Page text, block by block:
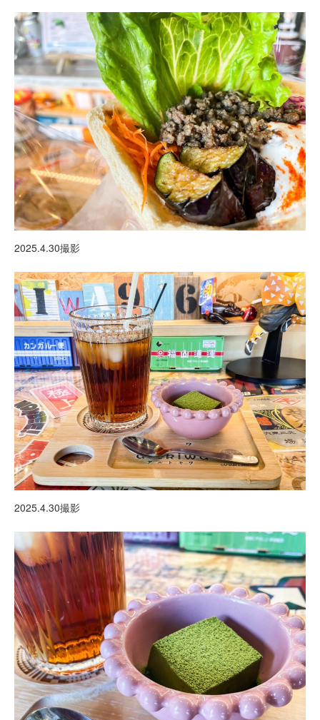
2025.4.30撮影
2025.4.30撮影